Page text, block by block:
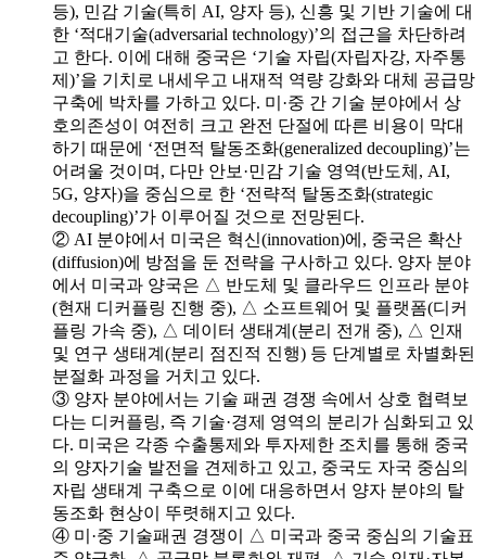
등), 민감 기술(특히 AI, 양자 등), 신흥 및 기반 기술에 대
한 ‘적대기술(adversarial technology)’의 접근을 차단하려
고 한다. 이에 대해 중국은 ‘기술 자립(자립자강, 자주통
제)’을 기치로 내세우고 내재적 역량 강화와 대체 공급망
구축에 박차를 가하고 있다. 미·중 간 기술 분야에서 상
호의존성이 여전히 크고 완전 단절에 따른 비용이 막대
하기 때문에 ‘전면적 탈동조화(generalized decoupling)’는
어려울 것이며, 다만 안보·민감 기술 영역(반도체, AI,
5G, 양자)을 중심으로 한 ‘전략적 탈동조화(strategic
decoupling)’가 이루어질 것으로 전망된다.
② AI 분야에서 미국은 혁신(innovation)에, 중국은 확산
(diffusion)에 방점을 둔 전략을 구사하고 있다. 양자 분야
에서 미국과 양국은 △ 반도체 및 클라우드 인프라 분야
(현재 디커플링 진행 중), △ 소프트웨어 및 플랫폼(디커
플링 가속 중), △ 데이터 생태계(분리 전개 중), △ 인재
및 연구 생태계(분리 점진적 진행) 등 단계별로 차별화된
분절화 과정을 거치고 있다.
③ 양자 분야에서는 기술 패권 경쟁 속에서 상호 협력보
다는 디커플링, 즉 기술·경제 영역의 분리가 심화되고 있
다. 미국은 각종 수출통제와 투자제한 조치를 통해 중국
의 양자기술 발전을 견제하고 있고, 중국도 자국 중심의
자립 생태계 구축으로 이에 대응하면서 양자 분야의 탈
동조화 현상이 뚜렷해지고 있다.
④ 미·중 기술패권 경쟁이 △ 미국과 중국 중심의 기술표